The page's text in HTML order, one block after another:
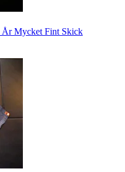
År Mycket Fint Skick